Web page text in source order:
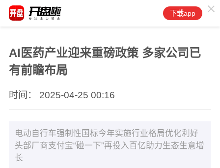
下载app
AI医药产业迎来重磅政策 多家公司已
有前瞻布局
时间： 2025-04-25 00:16
电动自行车强制性国标今年实施行业格局优化利好
头部厂商支付宝“碰一下”再投入百亿助力生态生意增
长